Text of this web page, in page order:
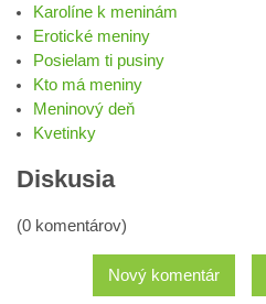
Karolíne k meninám
Erotické meniny
Posielam ti pusiny
Kto má meniny
Meninový deň
Kvetinky
Diskusia
(0 komentárov)
Nový komentár